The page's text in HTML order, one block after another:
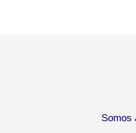
Somos